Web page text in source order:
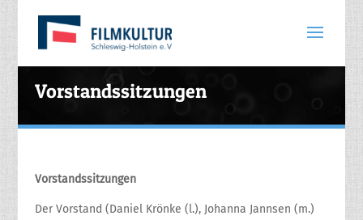
Vorstandssitzungen
Vorstandssitzungen
Der Vorstand (Daniel Krönke (l.), Johanna Jannsen (m.)